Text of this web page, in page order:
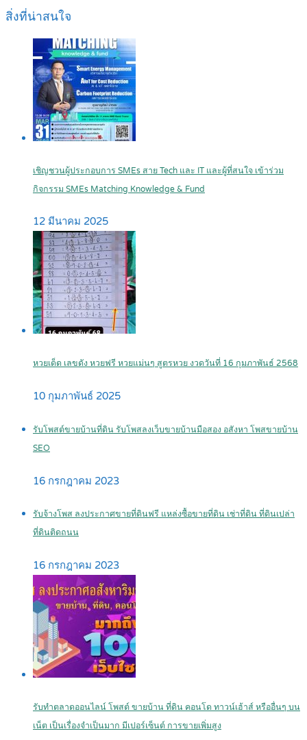
สิ่งที่น่าสนใจ
เชิญชวนผู้ประกอบการ SMEs สาย Tech และ IT และผู้ที่สนใจ เข้าร่วม
กิจกรรม SMEs Matching Knowledge & Fund
12 มีนาคม 2025
หวยเด็ด เลขดัง หวยฟรี หวยแม่นๆ สูตรหวย งวดวันที่ 16 กุมภาพันธ์ 2568
10 กุมภาพันธ์ 2025
รับโพสต์ขายบ้านที่ดิน รับโพสลงเว็บขายบ้านมือสอง อสังหา โพสขายบ้าน
SEO
16 กรกฎาคม 2023
รับจ้างโพส ลงประกาศขายที่ดินฟรี แหล่งซื้อขายที่ดิน เช่าที่ดิน ที่ดินเปล่า
ที่ดินติดถนน
16 กรกฎาคม 2023
รับทำตลาดออนไลน์ โพสต์ ขายบ้าน ที่ดิน คอนโด ทาวน์เฮ้าส์ หรืออื่นๆ บน
เน็ต เป็นเรื่องจำเป็นมาก มีเปอร์เซ็นต์ การขายเพิ่มสูง